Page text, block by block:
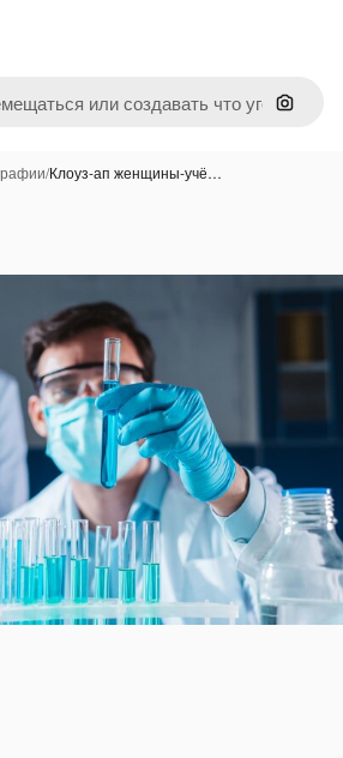
Поиск
/Клоуз-ап женщины-учё…